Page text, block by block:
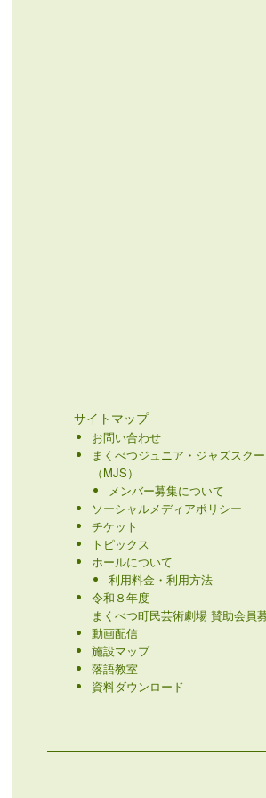
サイトマップ
お問い合わせ
まくべつジュニア・ジャズスク
（MJS）
メンバー募集について
ソーシャルメディアポリシー
チケット
トピックス
ホールについて
利用料金・利用方法
令和８年度
まくべつ町民芸術劇場 賛助会員
動画配信
施設マップ
落語教室
資料ダウンロード